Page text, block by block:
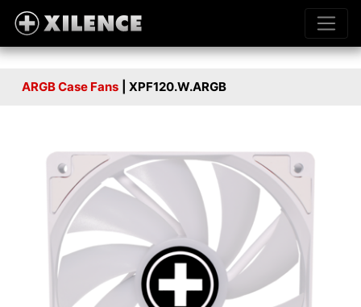
ARGB Case Fans | XPF120.W.ARGB